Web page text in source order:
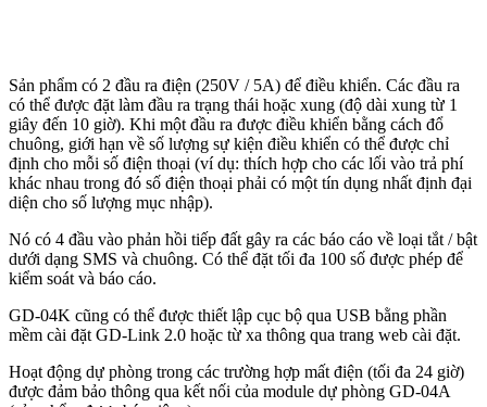
Sản phẩm có 2 đầu ra điện (250V / 5A) để điều khiển. Các đầu ra
có thể được đặt làm đầu ra trạng thái hoặc xung (độ dài xung từ 1
giây đến 10 giờ). Khi một đầu ra được điều khiển bằng cách đổ
chuông, giới hạn về số lượng sự kiện điều khiển có thể được chỉ
định cho mỗi số điện thoại (ví dụ: thích hợp cho các lối vào trả phí
khác nhau trong đó số điện thoại phải có một tín dụng nhất định đại
diện cho số lượng mục nhập).
Nó có 4 đầu vào phản hồi tiếp đất gây ra các báo cáo về loại tắt / bật
dưới dạng SMS và chuông. Có thể đặt tối đa 100 số được phép để
kiểm soát và báo cáo.
GD-04K cũng có thể được thiết lập cục bộ qua USB bằng phần
mềm cài đặt GD-Link 2.0 hoặc từ xa thông qua trang web cài đặt.
Hoạt động dự phòng trong các trường hợp mất điện (tối đa 24 giờ)
được đảm bảo thông qua kết nối của module dự phòng GD-04A